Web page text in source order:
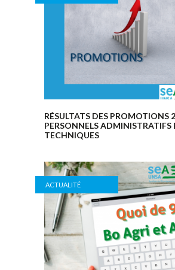
RÉSULTATS DES PROMOTIONS
PERSONNELS ADMINISTRATIFS
TECHNIQUES
ACTUALITÉ